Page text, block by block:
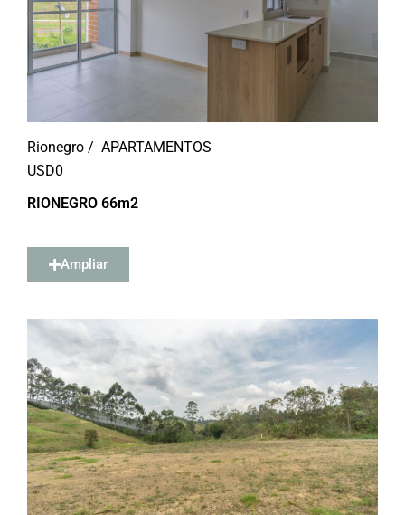
Rionegro / APARTAMENTOS
USD0
RIONEGRO 66m2
Ampliar